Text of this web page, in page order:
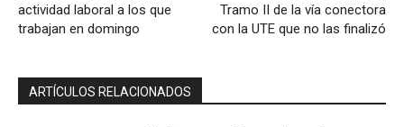
actividad laboral a los que
trabajan en domingo
Tramo II de la vía conectora
con la UTE que no las finalizó
ARTÍCULOS RELACIONADOS